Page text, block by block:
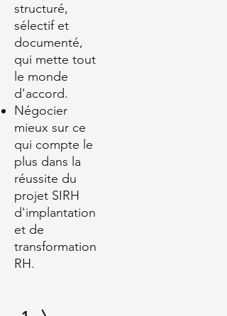
structuré,
sélectif et
documenté,
qui mette tout
le monde
d'accord.
Négocier
mieux sur ce
qui compte le
plus dans la
réussite du
projet SIRH
d'implantation
et de
transformation
RH.